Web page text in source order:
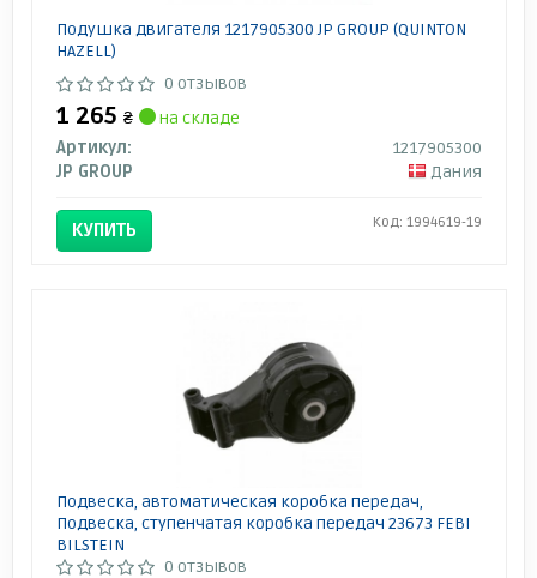
Подушка двигателя 1217905300 JP GROUP (QUINTON
HAZELL)
0 отзывов
1 265 ₴
на складе
Артикул:
1217905300
JP GROUP
Дания
КУПИТЬ Код: 1994619-19
Подвеска, автоматическая коробка передач,
Подвеска, ступенчатая коробка передач 23673 FEBI
BILSTEIN
0 отзывов